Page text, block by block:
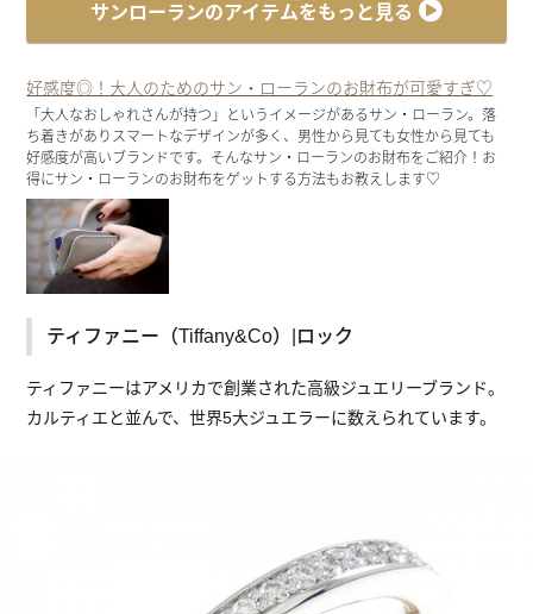
サンローランのアイテムをもっと見る
好感度◎！大人のためのサン・ローランのお財布が可愛すぎ♡
「大人なおしゃれさんが持つ」というイメージがあるサン・ローラン。落
ち着きがありスマートなデザインが多く、男性から見ても女性から見ても
好感度が高いブランドです。そんなサン・ローランのお財布をご紹介！お
得にサン・ローランのお財布をゲットする方法もお教えします♡
ティファニー（Tiffany&Co）|ロック
ティファニーはアメリカで創業された高級ジュエリーブランド。
カルティエと並んで、世界5大ジュエラーに数えられています。